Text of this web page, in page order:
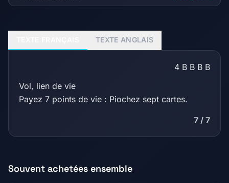
TEXTE ANGLAIS
4 B B B B
Vol, lien de vie
Payez 7 points de vie : Piochez sept cartes.
7 / 7
Souvent achetées ensemble